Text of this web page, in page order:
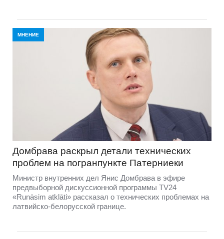
МНЕНИЕ
Домбравa раскрыл детали технических
проблем на погранпункте Патерниеки
Министр внутренних дел Янис Домбрава в эфире
предвыборной дискуссионной программы TV24
«Runāsim atklāti» рассказал о технических проблемах на
латвийско-белорусской границе.